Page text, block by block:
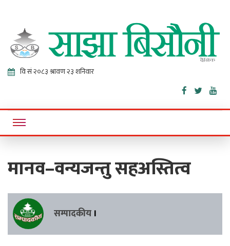
Sajha
Bisaunee
Online News Portal
मानव–वन्यजन्तु सहअस्तित्व
सम्पादकीय ।